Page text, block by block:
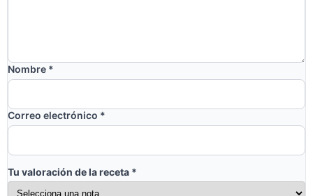
Nombre *
Correo electrónico *
Tu valoración de la receta *